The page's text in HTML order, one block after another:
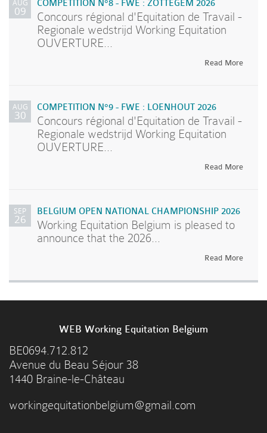
AUG
09
COMPETITION N°8 - FWE : ZOTTEGEM 2026
Concours régional d'Equitation de Travail -
Regionale wedstrijd Working Equitation
OUVERTURE...
Read More
AUG
30
COMPETITION N°9 - FWE : LOENHOUT 2026
Concours régional d'Equitation de Travail -
Regionale wedstrijd Working Equitation
OUVERTURE...
Read More
SEP
26
BELGIUM OPEN NATIONAL CHAMPIONSHIP 2026
Working Equitation Belgium is pleased to
announce that the 2026...
Read More
WEB Working Equitation Belgium
BE0694.712.812
Avenue du Beau Séjour 38
1440 Braine-le-Château
workingequitationbelgium@gmail.com